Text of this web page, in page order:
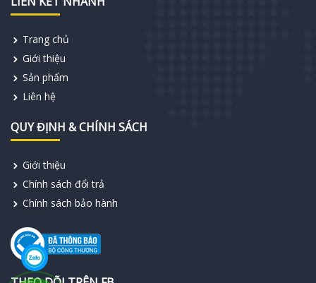
Trang chủ
Giới thiệu
Sản phẩm
Liên hệ
QUY ĐỊNH & CHÍNH SÁCH
Giới thiệu
Chính sách đổi trả
Chính sách bảo hành